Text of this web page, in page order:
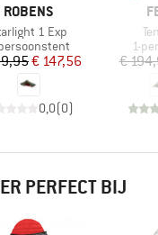
MERK
ROBENS
1 Exp
Prijs
Verlaagde prijs
€ 147,56
0,0(0)
1-
€
PERFECT BIJ